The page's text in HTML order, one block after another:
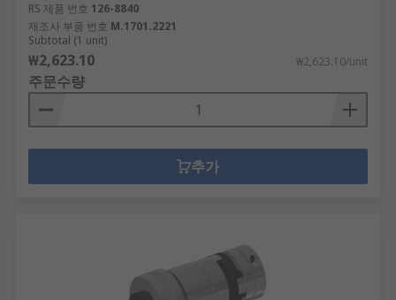
RS 제품 번호 126-8840
제조사 부품 번호 M.1701.2221
Subtotal (1 unit)
₩2,623.10 ₩2,623.10/unit
주문수량
추가